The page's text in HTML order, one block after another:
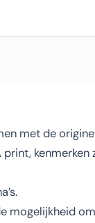
met de
mogelijkheid